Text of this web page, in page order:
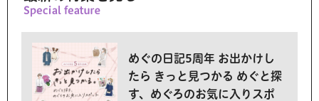
めぐの日記5周年 お出かけし
たら きっと見つかる めぐと探
す、めぐろのお気に入りスポ